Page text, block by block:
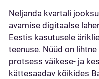
Neljanda kvartali
avamise digitaalse
Eestis kasutusele
teenuse. Nüüd on
protsess väikese- ja
kättesaadav kõikides